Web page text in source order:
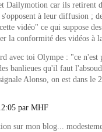
Dailymotion car ils retirent
s'opposent à leur diffusion ;
vidéo" ce qui suppose
la conformité des vidéos à
avec toi Olympe : "ce n'est
banlieues qu'il faut
Alonso, on est dans le
par MHF
sur mon blog...